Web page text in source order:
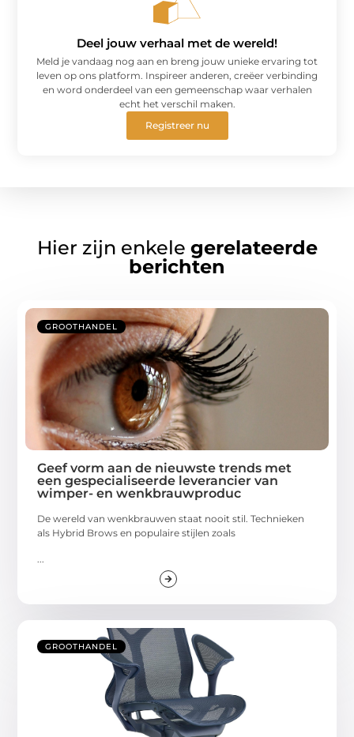
Deel jouw verhaal met de wereld!
Meld je vandaag nog aan en breng jouw unieke ervaring tot
leven op ons platform. Inspireer anderen, creëer verbinding
en word onderdeel van een gemeenschap waar verhalen
echt het verschil maken.
Registreer nu
Hier zijn enkele gerelateerde
berichten
GROOTHANDEL
Geef vorm aan de nieuwste trends met
een gespecialiseerde leverancier van
wimper- en wenkbrauwproduc
De wereld van wenkbrauwen staat nooit stil. Technieken
als Hybrid Brows en populaire stijlen zoals
GROOTHANDEL